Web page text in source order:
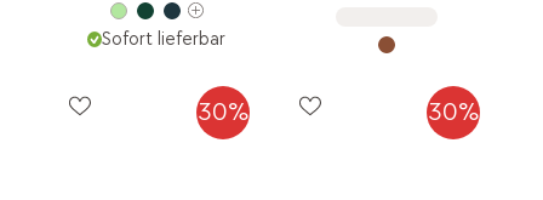
Sofort lieferbar
30% 30%